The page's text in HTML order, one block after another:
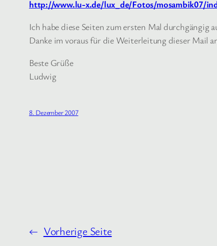
http://www.lu-x.de/lux_de/Fotos/mosambik07/
Ich habe diese Seiten zum ersten Mal
Danke im voraus für die Weiterleitung dieser Mail
Beste Grüße
Ludwig
8. Dezember 2007
← Vorherige Seite